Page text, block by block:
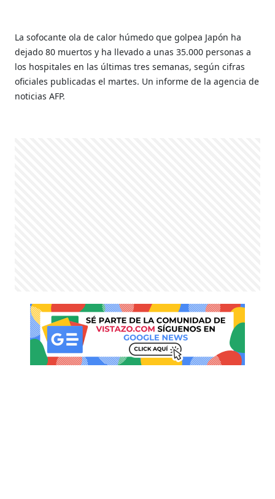
La sofocante ola de calor húmedo que golpea Japón ha
dejado 80 muertos y ha llevado a unas 35.000 personas a
los hospitales en las últimas tres semanas, según cifras
oficiales publicadas el martes. Un informe de la agencia de
noticias AFP.